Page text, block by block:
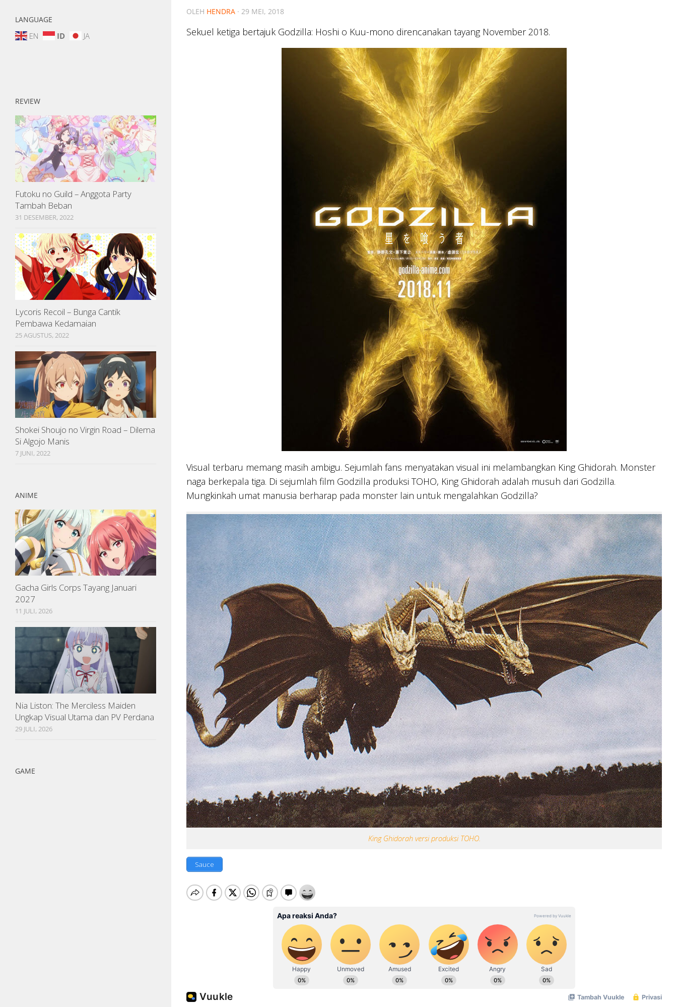
OLEH HENDRA · 29 MEI, 2018
Sekuel ketiga bertajuk Godzilla: Hoshi o Kuu-mono direncanakan tayang November 2018.
Visual terbaru memang masih ambigu. Sejumlah fans menyatakan visual ini melambangkan King Ghidorah. Monster
naga berkepala tiga. Di sejumlah film Godzilla produksi TOHO, King Ghidorah adalah musuh dari Godzilla.
Mungkinkah umat manusia berharap pada monster lain untuk mengalahkan Godzilla?
King Ghidorah versi produksi TOHO.
Sauce
LANGUAGE
EN ID JA
REVIEW
Futoku no Guild – Anggota Party
Tambah Beban
31 DESEMBER, 2022
Lycoris Recoil – Bunga Cantik
Pembawa Kedamaian
25 AGUSTUS, 2022
Shokei Shoujo no Virgin Road – Dilema
Si Algojo Manis
7 JUNI, 2022
ANIME
Gacha Girls Corps Tayang Januari
2027
11 JULI, 2026
Nia Liston: The Merciless Maiden
Ungkap Visual Utama dan PV Perdana
29 JULI, 2026
GAME